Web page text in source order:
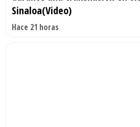
Sinaloa(Video)
Hace 21 horas